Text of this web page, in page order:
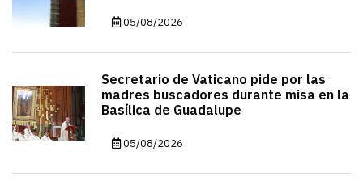
05/08/2026
Secretario de Vaticano pide por las
madres buscadores durante misa en la
Basílica de Guadalupe
05/08/2026